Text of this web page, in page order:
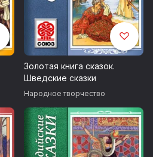
Золотая книга сказок.
Шведские сказки
Народное творчество